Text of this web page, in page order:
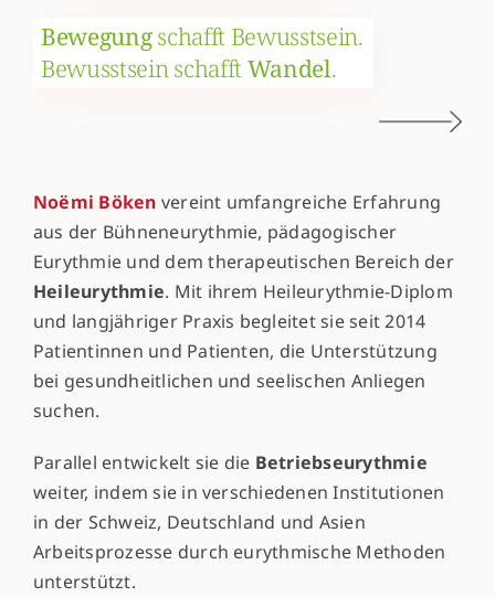
Bewegungschafft Bewusstsein.
Bewusstsein schafftWandel.
Noëmi Böken vereint umfangreiche Erfahrung
aus der Bühneneurythmie, pädagogischer
Eurythmie und dem therapeutischen Bereich der
Heileurythmie. Mit ihrem Heileurythmie-Diplom
und langjähriger Praxis begleitet sie seit 2014
Patientinnen und Patienten, die Unterstützung
bei gesundheitlichen und seelischen Anliegen
suchen.
Parallel entwickelt sie die Betriebseurythmie
weiter, indem sie in verschiedenen Institutionen
in der Schweiz, Deutschland und Asien
Arbeitsprozesse durch eurythmische Methoden
unterstützt.